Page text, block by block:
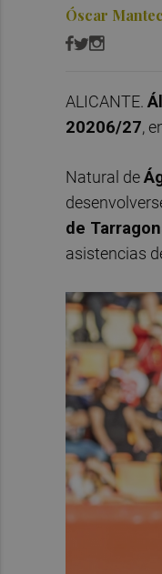
Óscar
ALICANTE.
20206/27,
Natural de
de
asistencias